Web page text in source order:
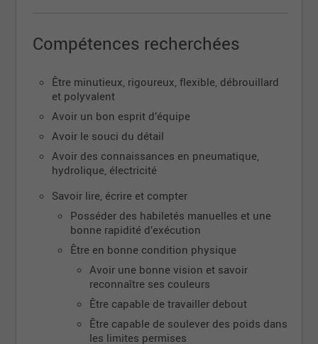
S'assurer du bon fonctionnement des
Faire des entretiens de prévention.
Répondre aux demandes qui peuvent survenir
sur la chaine de production afin de maximiser le
travail.
Doit connaitre le fonctionnement des machines
à coudre régulières, électroniques et
pneumatiques.
Effectuer des réglages sur les mécanismes et
tester la conformité de ceux-ci.
Avoir les compétences pour installer de
nouveaux accessoires sur les machines à
Poste 40 heures du lundi au jeudi de 7h00 à 16h30,
les vendredis de 7h à midi. Pause de dîner de 12h à
Compétences recherchées
Être minutieux, rigoureux, flexible, débrouillard
et polyvalent
Avoir un bon esprit d’équipe
Avoir le souci du détail
Avoir des connaissances en pneumatique,
hydrolique, électricité
Savoir lire, écrire et compter
Posséder des habiletés manuelles et une
bonne rapidité d’exécution
Être en bonne condition physique
Avoir une bonne vision et savoir
reconnaître ses couleurs
Être capable de travailler debout
Être capable de soulever des poids dans
les limites permises